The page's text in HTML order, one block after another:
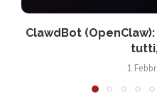
ClawdBot
1